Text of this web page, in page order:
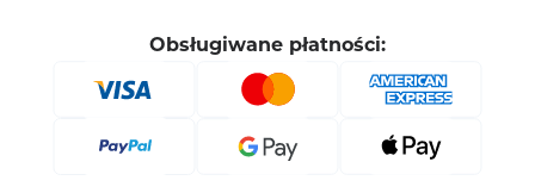
Obsługiwane płatności: